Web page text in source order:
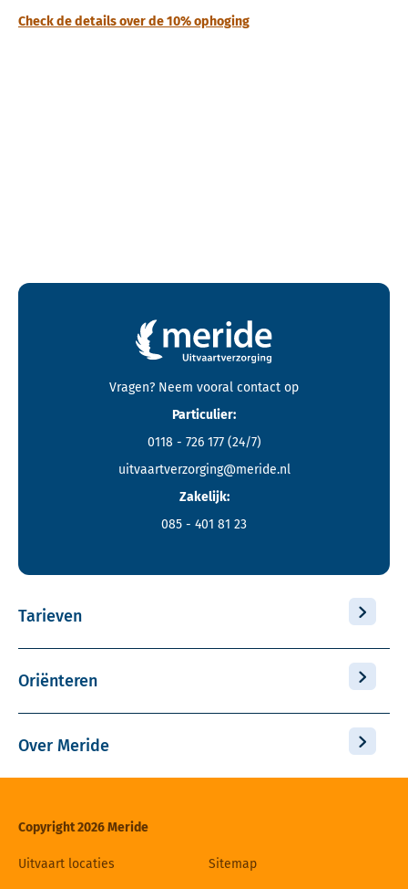
Check de details over de 10% ophoging
Contactgegevens en footer menu van Meride
Vragen? Neem vooral contact op
Particulier:
0118 - 726 177 (24/7)
uitvaartverzorging@meride.nl
Zakelijk:
085 - 401 81 23
Tarieven
Oriënteren
Over Meride
Copyright 2026 Meride
Uitvaart locaties Sitemap